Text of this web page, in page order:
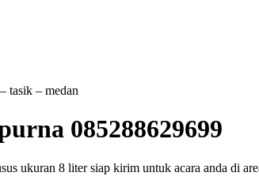
tasik – medan
085288629699
ukuran 8 liter siap kirim untuk acara anda di